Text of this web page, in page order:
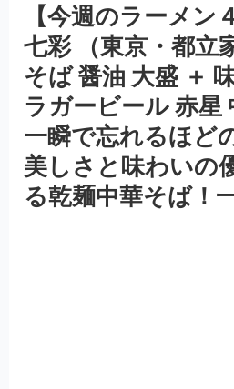
【今週のラーメン
七彩 （東京・都立
そば 醤油 大盛 ＋
ラガービール 赤
一瞬で忘れるほど
美しさと味わいの
る乾麺中華そば！